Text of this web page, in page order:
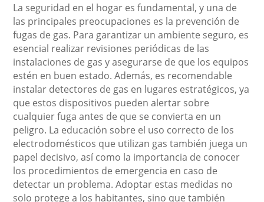
La seguridad en el hogar es fundamental, y una de
las principales preocupaciones es la prevención de
fugas de gas. Para garantizar un ambiente seguro, es
esencial realizar revisiones periódicas de las
instalaciones de gas y asegurarse de que los equipos
estén en buen estado. Además, es recomendable
instalar detectores de gas en lugares estratégicos, ya
que estos dispositivos pueden alertar sobre
cualquier fuga antes de que se convierta en un
peligro. La educación sobre el uso correcto de los
electrodomésticos que utilizan gas también juega un
papel decisivo, así como la importancia de conocer
los procedimientos de emergencia en caso de
detectar un problema. Adoptar estas medidas no
solo protege a los habitantes, sino que también